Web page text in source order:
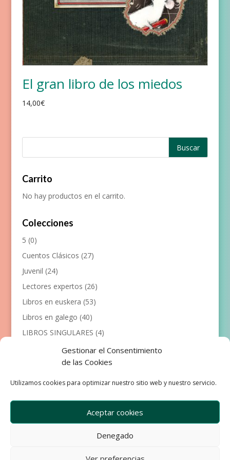
Gestionar el Consentimiento
de las Cookies
Utilizamos cookies para optimizar nuestro sitio web y nuestro servicio.
Aceptar cookies
Denegado
El gran libro de los miedos
14,00€
Carrito
No hay productos en el carrito.
Colecciones
5 (0)
Cuentos Clásicos (27)
Juvenil (24)
Lectores expertos (26)
Libros en euskera (53)
Libros en galego (40)
LIBROS SINGULARES (4)
Llibres en català (117)
Manualidades (53)
Primeros lectores
(101)
Aviso Legal
Condiciones de Venta